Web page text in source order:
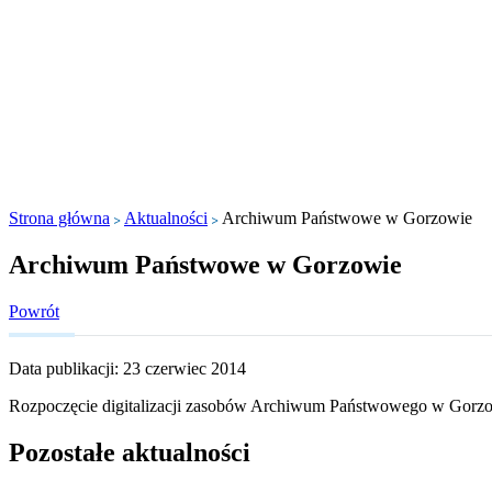
Strona główna Aktualności Archiwum Państwowe w Gorzowie
Archiwum Państwowe w Gorzowie
Powrót
Data publikacji: 23 czerwiec 2014
Rozpoczęcie digitalizacji zasobów Archiwum Państwowego w
Pozostałe aktualności